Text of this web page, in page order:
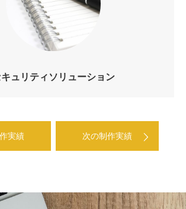
キュリティソリューション
実績 次の制作実績